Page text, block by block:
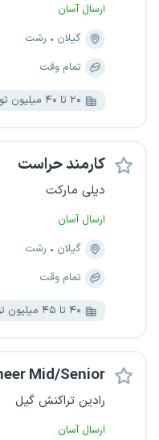
ارسال آسان
گیلان
رشت
تمام وقت
۲۰ تا ۴۰ میلیون تومان
کارمند حراست
دیلی مارکت
ارسال آسان
گیلان
رشت
تمام وقت
۴۰ تا ۴۵ میلیون تومان
Mid/Senior
رادین تراکنش گیل
ارسال آسان